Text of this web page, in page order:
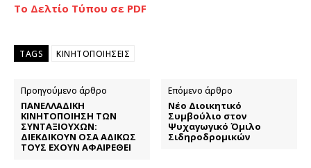
Το Δελτίο Τύπου σε PDF
TAGS ΚΙΝΗΤΟΠΟΙΗΣΕΙΣ
Προηγούμενο άρθρο
ΠΑΝΕΛΛΑΔΙΚΗ
ΚΙΝΗΤΟΠΟΙΗΣΗ ΤΩΝ
ΣΥΝΤΑΞΙΟΥΧΩΝ:
ΔΙΕΚΔΙΚΟΥΝ ΟΣΑ ΑΔΙΚΩΣ
ΤΟΥΣ ΕΧΟΥΝ ΑΦΑΙΡΕΘΕΙ
Επόμενο άρθρο
Νέο Διοικητικό
Συμβούλιο στον
Ψυχαγωγικό Όμιλο
Σιδηροδρομικών